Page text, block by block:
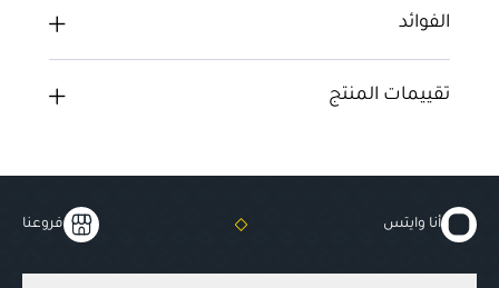
الفوائد
تقييمات المنتج
أنا وايتس فروعنا